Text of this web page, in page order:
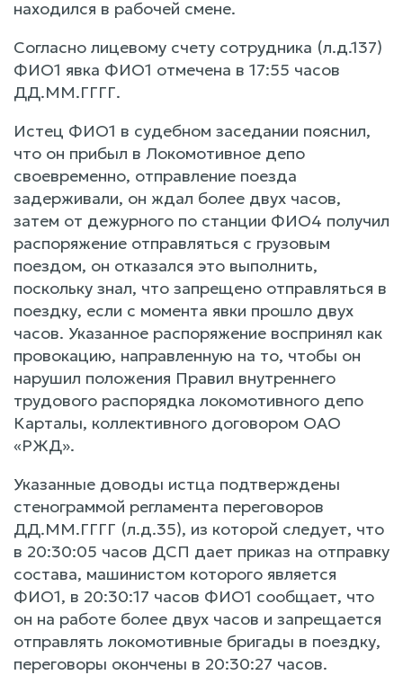
находился в рабочей смене.
Согласно лицевому счету сотрудника (л.д.137)
ФИО1 явка ФИО1 отмечена в 17:55 часов
ДД.ММ.ГГГГ.
Истец ФИО1 в судебном заседании пояснил,
что он прибыл в Локомотивное депо
своевременно, отправление поезда
задерживали, он ждал более двух часов,
затем от дежурного по станции ФИО4 получил
распоряжение отправляться с грузовым
поездом, он отказался это выполнить,
поскольку знал, что запрещено отправляться в
поездку, если с момента явки прошло двух
часов. Указанное распоряжение воспринял как
провокацию, направленную на то, чтобы он
нарушил положения Правил внутреннего
трудового распорядка локомотивного депо
Карталы, коллективного договором ОАО
«РЖД».
Указанные доводы истца подтверждены
стенограммой регламента переговоров
ДД.ММ.ГГГГ (л.д.35), из которой следует, что
в 20:30:05 часов ДСП дает приказ на отправку
состава, машинистом которого является
ФИО1, в 20:30:17 часов ФИО1 сообщает, что
он на работе более двух часов и запрещается
отправлять локомотивные бригады в поездку,
переговоры окончены в 20:30:27 часов.